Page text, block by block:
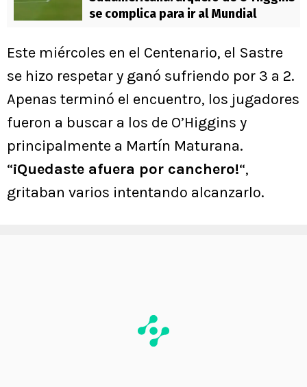
se complica para ir al Mundial
Este miércoles en el Centenario, el Sastre
se hizo respetar y ganó sufriendo por 3 a 2.
Apenas terminó el encuentro, los jugadores
fueron a buscar a los de O’Higgins y
principalmente a Martín Maturana.
“¡Quedaste afuera por canchero!“,
gritaban varios intentando alcanzarlo.